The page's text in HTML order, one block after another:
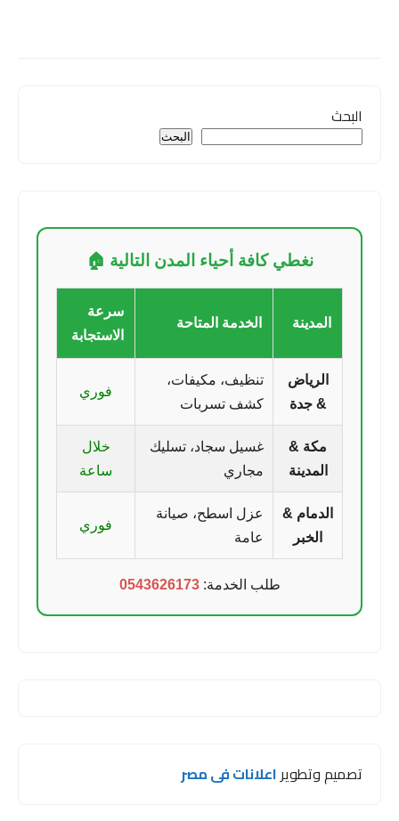
البحث
البحث
نغطي كافة أحياء المدن التالية 🏠
المدينة الخدمة المتاحة
سرعة
الاستجابة
الرياض
& جدة
تنظيف، مكيفات،
كشف تسربات
فوري
مكة &
المدينة
غسيل سجاد، تسليك
مجاري
خلال
ساعة
الدمام &
الخبر
عزل اسطح، صيانة
عامة
فوري
طلب الخدمة:0543626173
تصميم وتطويراعلانات فى مصر